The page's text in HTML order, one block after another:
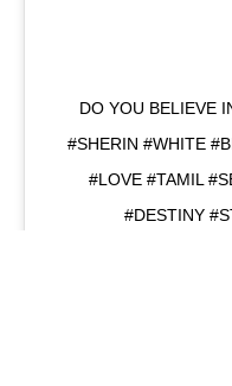
DO YOU BELIEVE
#SHERIN #WHITE
#LOVE #TAMIL
#DESTINY